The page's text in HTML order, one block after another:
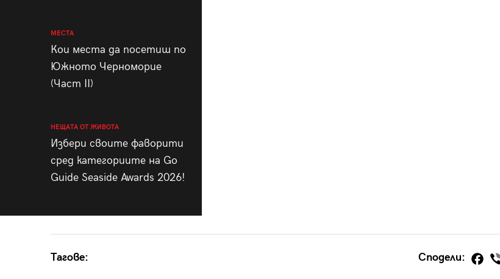
МЕСТА
Кои места да посетиш по
Южното Черноморие
(Част II)
НЕЩАТА ОТ ЖИВОТА
Избери своите фаворити
сред категориите на Go
Guide Seaside Awards 2026!
Тагове: Сподели: